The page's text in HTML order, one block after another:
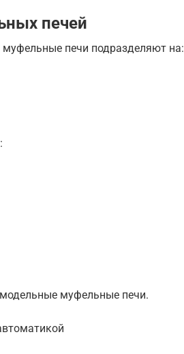
печей
муфельные печи подразделяют на:
муфельные печи.